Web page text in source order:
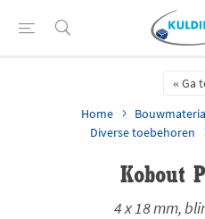
Ga
Home
Diverse toebehoren
Kobout
4 x 18 mm,